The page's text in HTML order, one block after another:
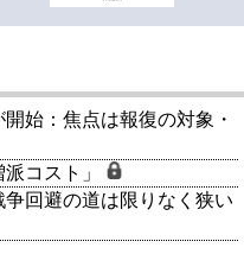
始：焦点は報復の対象・
コスト」
回避の道は限りなく狭い